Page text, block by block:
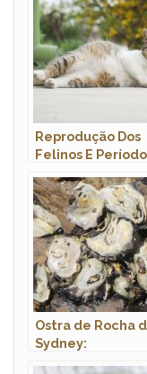
Reprodução Dos
Felinos E
Ostra de Rocha
Sydney: